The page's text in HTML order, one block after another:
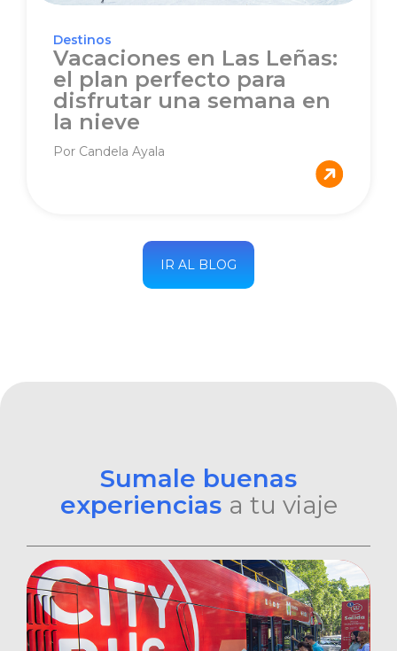
Destinos
Vacaciones en Las Leñas:
el plan perfecto para
disfrutar una semana en
la nieve
Por Candela Ayala
IR AL BLOG
Sumale buenas
experiencias a tu viaje